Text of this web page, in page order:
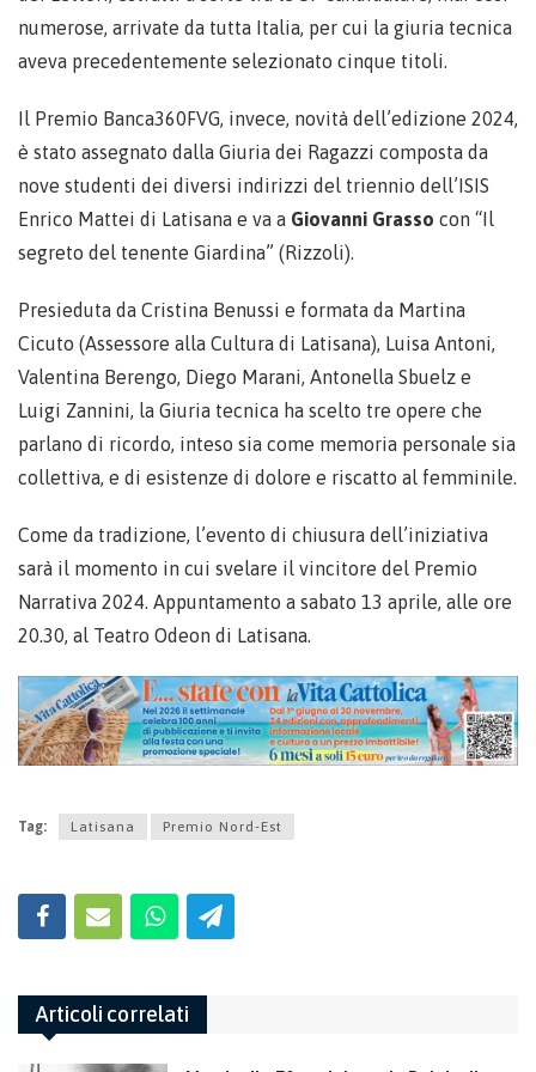
numerose, arrivate da tutta Italia, per cui la giuria tecnica
aveva precedentemente selezionato cinque titoli.
Il Premio Banca360FVG, invece, novità dell’edizione 2024,
è stato assegnato dalla Giuria dei Ragazzi composta da
nove studenti dei diversi indirizzi del triennio dell’ISIS
Enrico Mattei di Latisana e va a Giovanni Grasso con “Il
segreto del tenente Giardina” (Rizzoli).
Presieduta da Cristina Benussi e formata da Martina
Cicuto (Assessore alla Cultura di Latisana), Luisa Antoni,
Valentina Berengo, Diego Marani, Antonella Sbuelz e
Luigi Zannini, la Giuria tecnica ha scelto tre opere che
parlano di ricordo, inteso sia come memoria personale sia
collettiva, e di esistenze di dolore e riscatto al femminile.
Come da tradizione, l’evento di chiusura dell’iniziativa
sarà il momento in cui svelare il vincitore del Premio
Narrativa 2024. Appuntamento a sabato 13 aprile, alle ore
20.30, al Teatro Odeon di Latisana.
Tag: Latisana Premio Nord-Est
Articoli correlati